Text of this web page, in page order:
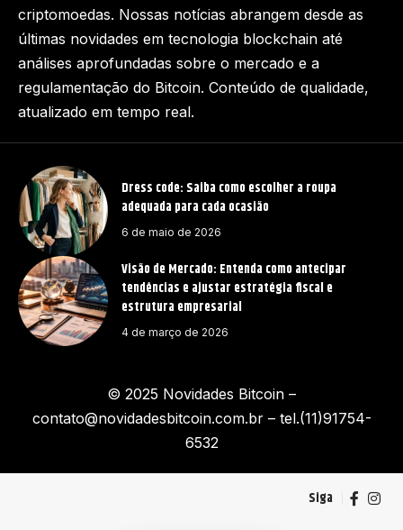
Dress code: Saiba como escolher a roupa
adequada para cada ocasião
6 de maio de 2026
Visão de Mercado: Entenda como antecipar
tendências e ajustar estratégia fiscal e
estrutura empresarial
4 de março de 2026
criptomoedas. Nossas notícias abrangem desde as
últimas novidades em tecnologia blockchain até
análises aprofundadas sobre o mercado e a
regulamentação do Bitcoin. Conteúdo de qualidade,
atualizado em tempo real.
© 2025 Novidades Bitcoin –
contato@novidadesbitcoin.com.br– tel.(11)91754-
6532
Siga